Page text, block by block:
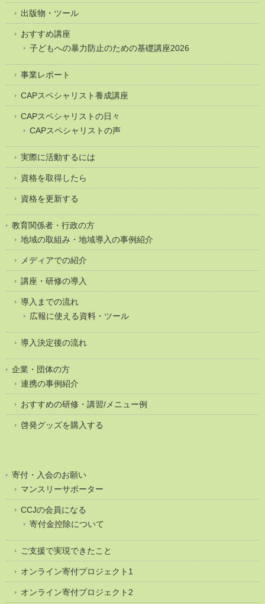
出版物・ツール
おすすめ講座
子どもへの暴力防止のための基礎講座2026
事業レポート
CAPスペシャリスト養成講座
CAPスペシャリストの日々
CAPスペシャリストの声
実際に活動するには
資格を取得したら
資格を更新する
教育関係者・行政の方
地域の取組み・地域導入の事例紹介
メディアでの紹介
講座・研修の導入
導入までの流れ
広報に使える資料・ツール
導入決定後の流れ
企業・団体の方
連携の事例紹介
おすすめの研修・講習/メニュー例
啓発グッズを購入する
寄付・入会のお願い
マンスリーサポーター
CCJの会員になる
寄付金控除について
ご支援で実現できたこと
オンライン寄付プロジェクト1
オンライン寄付プロジェクト2